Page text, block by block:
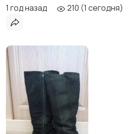
1 год назад 210 (1 сегодня)